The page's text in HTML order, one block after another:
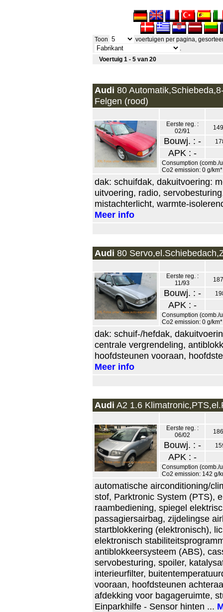
Toon
voertuigen per pagina,
.
Voertuig 1 - 5 van 20
Audi 80
Felgen (rood)
Eerste reg. :
02/91
Bouwj. : -
APK : -
Consumption (comb./
Co2 emission: 0 g/km*
dak: schuifdak, dakuitvoering:
uitvoering, radio,
mistachterlicht, warmte-
Meer info
Audi 80
Eerste reg. :
11/93
Bouwj. : -
APK : -
Consumption (comb./
Co2 emission: 0 g/km*
dak: schuif-/hefdak,
centrale vergrendeling,
hoofdsteunen vooraan,
Meer info
Audi A2 1.6
Eerste reg. :
06/02
Bouwj. : -
APK : -
Consumption (comb./
Co2 emission: 142 g/
automatische airconditioning/
stof, Parktronic System (PTS),
raambediening, spiegel
passagiersairbag, zijdelingse
startblokkering (elektronisch),
elektronisch
antiblokkeersysteem (ABS),
servobesturing, spoiler,
interieurfilter,
vooraan, hoofdsteunen
afdekking voor bagageruimte,
Einparkhilfe - Sensor hinten ...